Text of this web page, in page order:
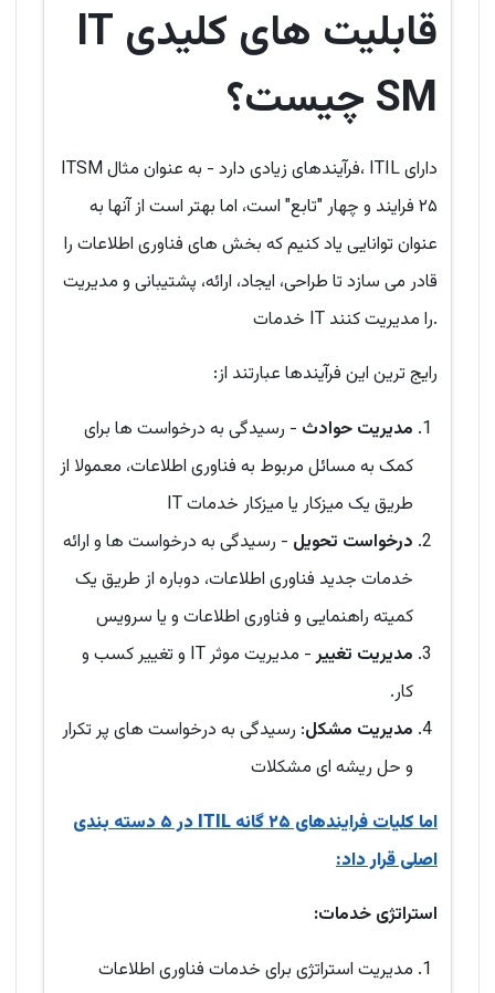
قابلیت های کلیدی IT
SM چیست؟
ITSM فرآیندهای زیادی دارد - به عنوان مثال، ITIL دارای
۲۵ فرایند و چهار "تابع" است، اما بهتر است از آنها به
عنوان توانایی یاد کنیم که بخش های فناوری اطلاعات را
قادر می سازد تا طراحی، ایجاد، ارائه، پشتیبانی و مدیریت
خدمات IT را مدیریت کنند.
رایج ترین این فرآیندها عبارتند از:
مدیریت حوادث - رسیدگی به درخواست ها برای
کمک به مسائل مربوط به فناوری اطلاعات، معمولا از
طریق یک میزکار یا میزکار خدمات IT
درخواست تحویل - رسیدگی به درخواست ها و ارائه
خدمات جدید فناوری اطلاعات، دوباره از طریق یک
کمیته راهنمایی و فناوری اطلاعات و یا سرویس
مدیریت تغییر
- مدیریت موثر IT و تغییر کسب و
کار.
مدیریت مشکل: رسیدگی به درخواست های پر تکرار
و حل ریشه ای مشکلات
اما کلیات فرایندهای ۲۵ گانه ITIL در ۵ دسته بندی
اصلی قرار داد:
استراتژی خدمات:
مدیریت استراتژی برای خدمات فناوری اطلاعات